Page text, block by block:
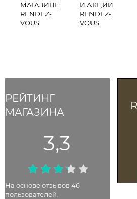
РЕЙТИНГ
МАГАЗИНА
3,3
На основе отзывов 46
пользователей.
МАГАЗИНЕ
RENDEZ-
VOUS
И АКЦИИ
RENDEZ-
VOUS